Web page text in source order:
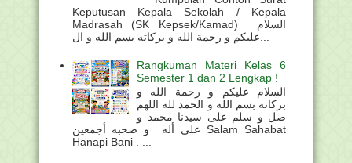
Keputusan Kepala Sekolah / Kepala
Madrasah (SK Kepsek/Kamad) السلام
Rangkuman Materi Kelas 6
Semester 1 dan 2 Lengkap !
السلام عليكم و رحمة الله و
بركاته بسم الله و الحمد لله اللهم
صل و سلم على سيدنا محمد و
على أله و صحبه أجمعين Salam Sahabat
Hanapi Bani . ...